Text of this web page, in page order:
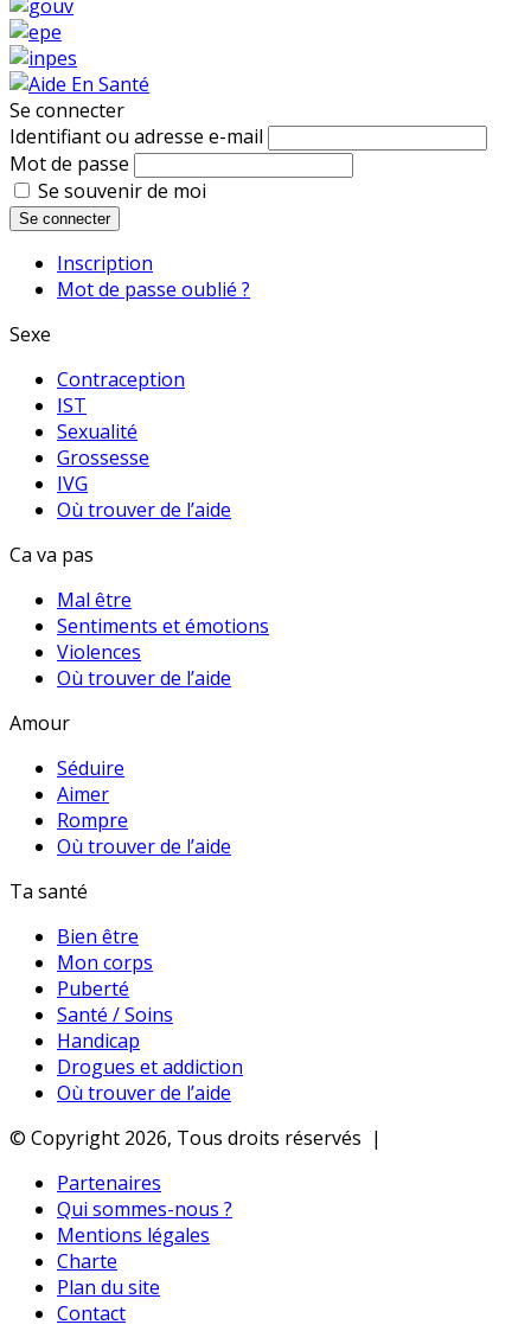
Se connecter
Identifiant ou adresse e-mail
Mot de passe
Se souvenir de moi
Se connecter
Inscription
Mot de passe oublié ?
Sexe
Contraception
IST
Sexualité
Grossesse
IVG
Où trouver de l’aide
Ca va pas
Mal être
Sentiments et émotions
Violences
Où trouver de l’aide
Amour
Séduire
Aimer
Rompre
Où trouver de l’aide
Ta santé
Bien être
Mon corps
Puberté
Santé / Soins
Handicap
Drogues et addiction
Où trouver de l’aide
© Copyright 2026, Tous droits réservés |
Partenaires
Qui sommes-nous ?
Mentions légales
Charte
Plan du site
Contact